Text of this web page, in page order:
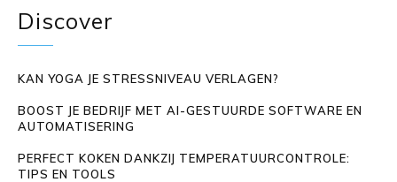
Discover
KAN YOGA JE STRESSNIVEAU VERLAGEN?
BOOST JE BEDRIJF MET AI-GESTUURDE SOFTWARE EN
AUTOMATISERING
PERFECT KOKEN DANKZIJ TEMPERATUURCONTROLE:
TIPS EN TOOLS